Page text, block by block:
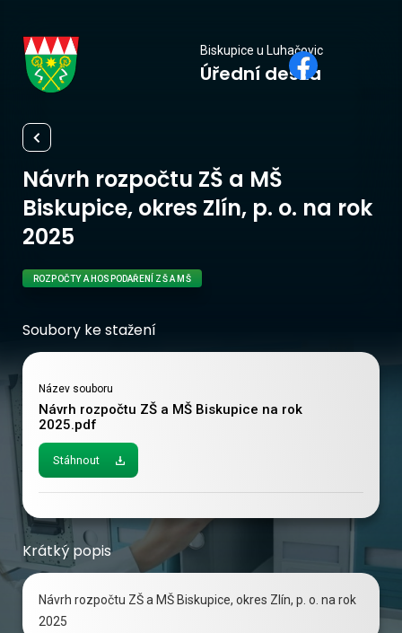
Biskupice u Luhačovic
Úřední deska
Návrh rozpočtu ZŠ a MŠ
Biskupice, okres Zlín, p. o. na rok
2025
ROZPOČTY A HOSPODAŘENÍ ZŠ A MŠ
Soubory ke stažení
Název souboru
Návrh rozpočtu ZŠ a MŠ Biskupice na rok
2025.pdf
Stáhnout
Krátký popis
Návrh rozpočtu ZŠ a MŠ Biskupice, okres Zlín, p. o. na rok
2025